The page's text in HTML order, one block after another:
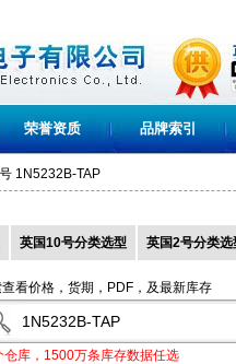
荣誉资质 品牌索引
1N5232B-TAP
英国10号分类选型 英国2号分类选
看价格，货期，PDF，及最新库存
仓库，1500万条库存数据任选